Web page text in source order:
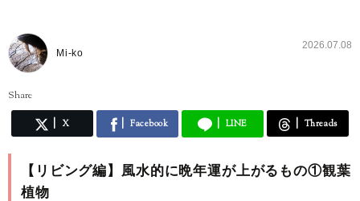
Mi-ko
2026.07.08
Share
X Facebook LINE Threads
【リビング編】風水的に晩年運が上がるもの①観葉
植物